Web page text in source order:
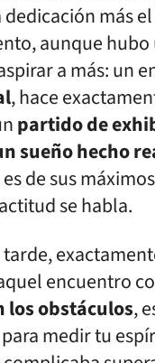
más el
aunque hubo
a más: un
, hace
partido de
sueño hecho
de sus
se habla.
encuentro
los obstáculos,
medir tu